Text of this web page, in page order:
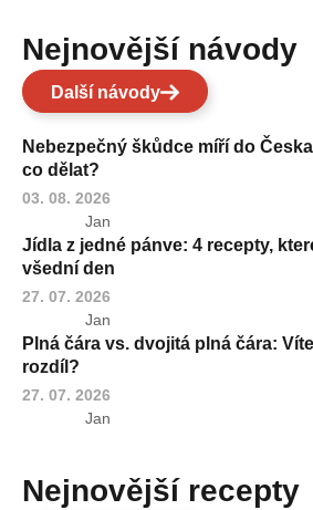
Nejnovější návody
Další návody
Nebezpečný škůdce míří do
co dělat?
03. 08. 2026
Jan
Jídla z jedné pánve: 4 recepty,
všední den
27. 07. 2026
Jan
Plná čára vs. dvojitá plná čára:
rozdíl?
27. 07. 2026
Jan
Nejnovější recepty